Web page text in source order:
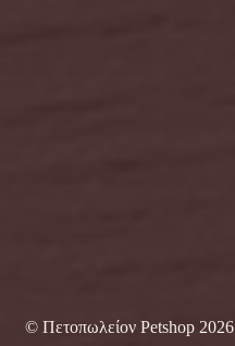
© Πετοπωλείον Petshop 2026